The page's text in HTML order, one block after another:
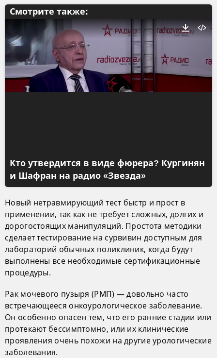
Смотрите также:
Кто утвердится в виде фюрера? Кургинян
и Шафран на радио «Звезда»
Новый нетравмирующий тест быстр и прост в
применении, так как не требует сложных, долгих и
дорогостоящих манипуляций. Простота методики
сделает тестирование на сурвивин доступным для
лабораторий обычных поликлиник, когда будут
выполнены все необходимые сертификационные
процедуры.
Рак мочевого пузыря (РМП) — довольно часто
встречающееся онкоурологическое заболевание.
Он особенно опасен тем, что его ранние стадии или
протекают бессимптомно, или их клинические
проявления очень похожи на другие урологические
заболевания.